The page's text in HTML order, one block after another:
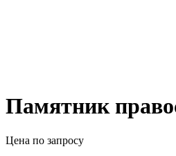
Памятник
Цена по запросу